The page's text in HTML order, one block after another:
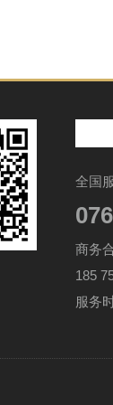
全国
商务
185
服务